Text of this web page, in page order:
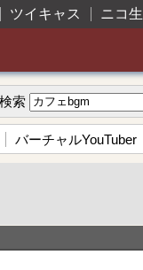
ツイキャス ニコ生
検索
バーチャルYouTuber